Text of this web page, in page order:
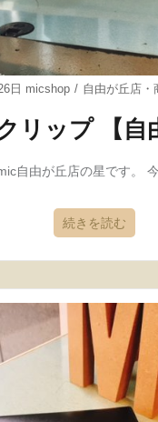
日 micshop 自由が丘店・
リップ 【自
自由が丘店の星です。 今
続きを読む